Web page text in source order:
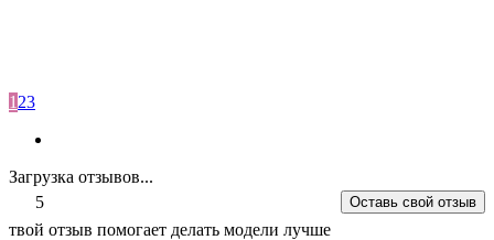
1 23
Загрузка отзывов...
5
Оставь свой отзыв
твой отзыв помогает делать модели лучше